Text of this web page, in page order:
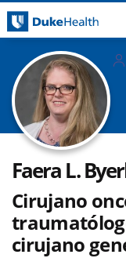
Faera L.
Cirujano
cirujano